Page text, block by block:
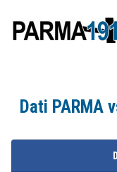
Dati PARMA
D